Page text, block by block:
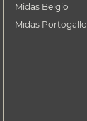
Midas Belgio
Midas Portogallo